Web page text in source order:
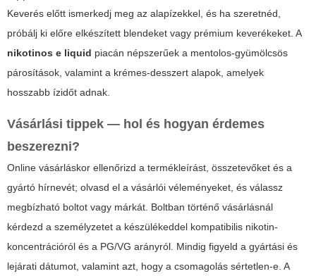
Keverés előtt ismerkedj meg az alapízekkel, és ha szeretnéd,
próbálj ki előre elkészített blendeket vagy prémium keverékeket. A
nikotinos e liquid piacán népszerűek a mentolos-gyümölcsös
párosítások, valamint a krémes-desszert alapok, amelyek
hosszabb ízidőt adnak.
Vásárlási tippek — hol és hogyan érdemes
beszerezni?
Online vásárláskor ellenőrizd a termékleírást, összetevőket és a
gyártó hírnevét; olvasd el a vásárlói véleményeket, és válassz
megbízható boltot vagy márkát. Boltban történő vásárlásnál
kérdezd a személyzetet a készülékeddel kompatibilis nikotin-
koncentrációról és a PG/VG arányról. Mindig figyeld a gyártási és
lejárati dátumot, valamint azt, hogy a csomagolás sértetlen-e. A